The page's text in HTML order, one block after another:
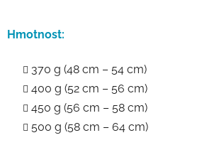
Hmotnost:
370 g (48 cm – 54 cm)
400 g (52 cm – 56 cm)
450 g (56 cm – 58 cm)
500 g (58 cm – 64 cm)